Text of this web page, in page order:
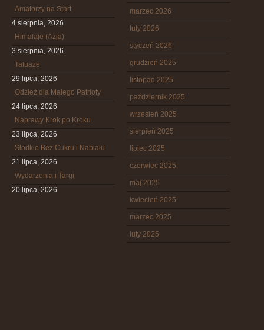
Amatorzy na Start
4 sierpnia, 2026
Himalaje (Azja)
3 sierpnia, 2026
Tatuaże
29 lipca, 2026
Odzież dla Małego Patrioty
24 lipca, 2026
Naprawy Krok po Kroku
23 lipca, 2026
Słodkie Bez Cukru i Nabiału
21 lipca, 2026
Wydarzenia i Targi
20 lipca, 2026
marzec 2026
luty 2026
styczeń 2026
grudzień 2025
listopad 2025
październik 2025
wrzesień 2025
sierpień 2025
lipiec 2025
czerwiec 2025
maj 2025
kwiecień 2025
marzec 2025
luty 2025